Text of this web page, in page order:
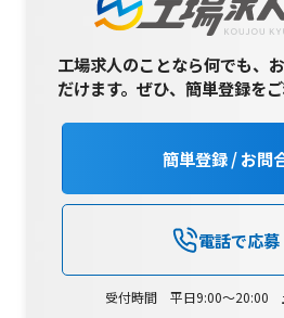
工場求人のことなら何でも、
だけます。ぜひ、簡単登録を
簡単登録 / お問
電話で応募
受付時間 平日9:00～20:00